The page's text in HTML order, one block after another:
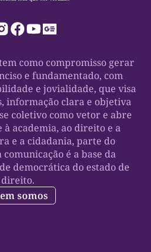
como compromisso gerar
e fundamentado, com
e jovialidade, que visa
informação clara e objetiva
coletivo como vetor e abre
à academia, ao direito e a
e a cidadania, parte do
é a base da
democrática do estado de
direito.
somos